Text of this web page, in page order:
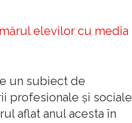
elevilor cu media
un subiect de
profesionale şi sociale
aflat anul acesta în